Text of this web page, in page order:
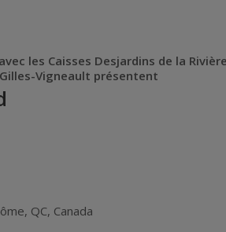
les Caisses Desjardins de la
Vigneault présentent
, QC, Canada